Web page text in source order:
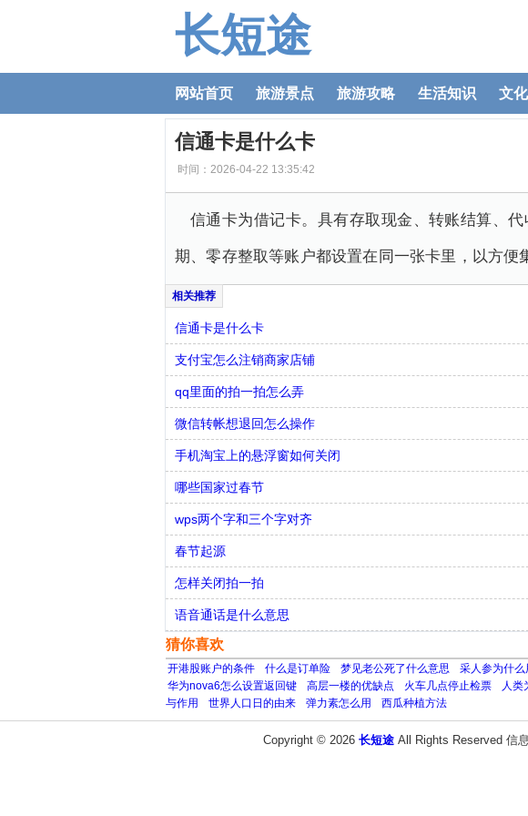
长短途
网站首页 旅游景点 旅游攻略 生活知识 文
信通卡是什么卡
时间：2026-04-22 13:35:42
信通卡为借记卡。具有存取现金、转账结算、
期、零存整取等账户都设置在同一张卡里，以方便
信通卡是什么卡
支付宝怎么注销商家店铺
qq里面的拍一拍怎么弄
微信转帐想退回怎么操作
手机淘宝上的悬浮窗如何关闭
哪些国家过春节
wps两个字和三个字对齐
春节起源
怎样关闭拍一拍
语音通话是什么意思
猜你喜欢
开港股账户的条件 什么是订单险 梦见老公死了什么意思 采人参为什
华为nova6怎么设置返回键
高层一楼的优缺点 火车几点停止检票 人类
与作用
世界人口日的由来 弹力素怎么用 西瓜种植方法
Copyright © 2026 长短途All Rights Reserved 信